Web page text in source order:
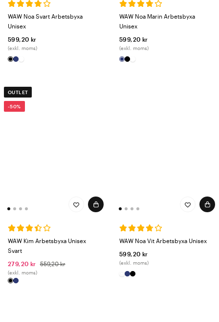
WAW Noa Svart Arbetsbyxa
Unisex
599,20 kr
(exkl. moms)
WAW Noa Marin Arbetsbyxa
Unisex
599,20 kr
(exkl. moms)
OUTLET
-50%
WAW Kim Arbetsbyxa Unisex
Svart
279,20 kr
559,20 kr
(exkl. moms)
WAW Noa Vit Arbetsbyxa Unisex
599,20 kr
(exkl. moms)